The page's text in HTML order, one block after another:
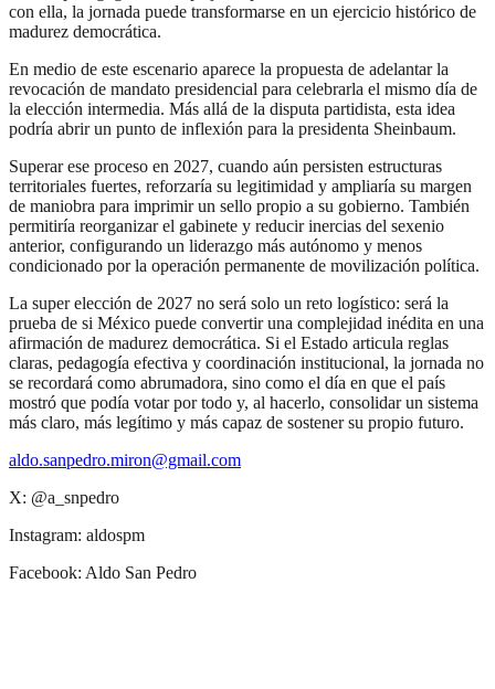
con ella, la jornada puede transformarse en un ejercicio histórico de
madurez democrática.
En medio de este escenario aparece la propuesta de adelantar la
revocación de mandato presidencial para celebrarla el mismo día de
la elección intermedia. Más allá de la disputa partidista, esta idea
podría abrir un punto de inflexión para la presidenta Sheinbaum.
Superar ese proceso en 2027, cuando aún persisten estructuras
territoriales fuertes, reforzaría su legitimidad y ampliaría su margen
de maniobra para imprimir un sello propio a su gobierno. También
permitiría reorganizar el gabinete y reducir inercias del sexenio
anterior, configurando un liderazgo más autónomo y menos
condicionado por la operación permanente de movilización política.
La super elección de 2027 no será solo un reto logístico: será la
prueba de si México puede convertir una complejidad inédita en una
afirmación de madurez democrática. Si el Estado articula reglas
claras, pedagogía efectiva y coordinación institucional, la jornada no
se recordará como abrumadora, sino como el día en que el país
mostró que podía votar por todo y, al hacerlo, consolidar un sistema
más claro, más legítimo y más capaz de sostener su propio futuro.
aldo.sanpedro.miron@gmail.com
X: @a_snpedro
Instagram: aldospm
Facebook: Aldo San Pedro